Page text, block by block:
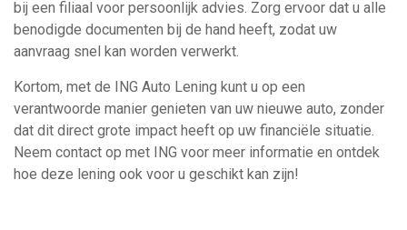
bij een filiaal voor persoonlijk advies. Zorg ervoor dat u alle
benodigde documenten bij de hand heeft, zodat uw
aanvraag snel kan worden verwerkt.
Kortom, met de ING Auto Lening kunt u op een
verantwoorde manier genieten van uw nieuwe auto, zonder
dat dit direct grote impact heeft op uw financiële situatie.
Neem contact op met ING voor meer informatie en ontdek
hoe deze lening ook voor u geschikt kan zijn!